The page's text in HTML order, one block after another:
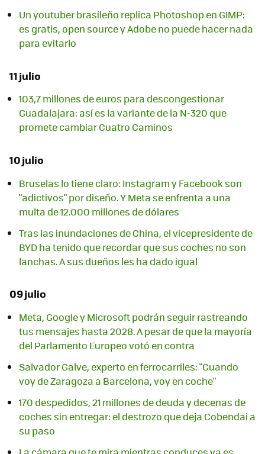
Un youtuber brasileño replica Photoshop en GIMP:
es gratis, open source y Adobe no puede hacer nada
para evitarlo
11 julio
103,7 millones de euros para descongestionar
Guadalajara: así es la variante de la N-320 que
promete cambiar Cuatro Caminos
10 julio
Bruselas lo tiene claro: Instagram y Facebook son
"adictivos" por diseño. Y Meta se enfrenta a una
multa de 12.000 millones de dólares
Tras las inundaciones de China, el vicepresidente de
BYD ha tenido que recordar que sus coches no son
lanchas. A sus dueños les ha dado igual
09 julio
Meta, Google y Microsoft podrán seguir rastreando
tus mensajes hasta 2028. A pesar de que la mayoría
del Parlamento Europeo votó en contra
Salvador Galve, experto en ferrocarriles: "Cuando
voy de Zaragoza a Barcelona, voy en coche"
170 despedidos, 21 millones de deuda y decenas de
coches sin entregar: el destrozo que deja Cobendai a
su paso